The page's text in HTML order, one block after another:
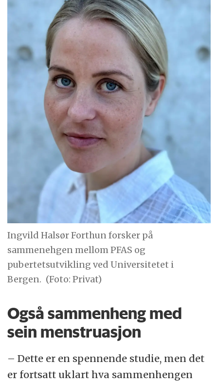
Ingvild Halsør Forthun forsker på
sammenehgen mellom PFAS og
pubertetsutvikling ved Universitetet i
Bergen. (Foto: Privat)
Også sammenheng med
sein menstruasjon
– Dette er en spennende studie, men det
er fortsatt uklart hva sammenhengen